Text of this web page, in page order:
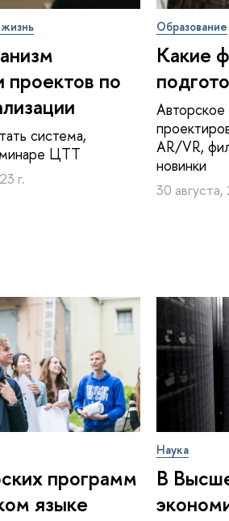
по
система,
ЦТТ
г.
Образование
Какие
AR/VR,
новинки
30 августа,
программ
языке
Наука
В